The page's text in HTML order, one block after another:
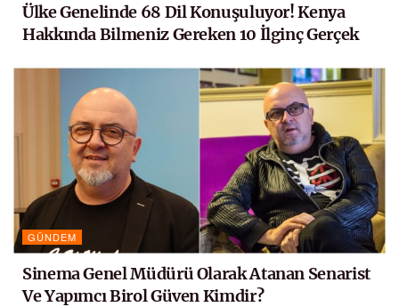
Ülke Genelinde 68 Dil Konuşuluyor! Kenya
Hakkında Bilmeniz Gereken 10 İlginç Gerçek
GÜNDEM
Sinema Genel Müdürü Olarak Atanan Senarist
Ve Yapımcı Birol Güven Kimdir?